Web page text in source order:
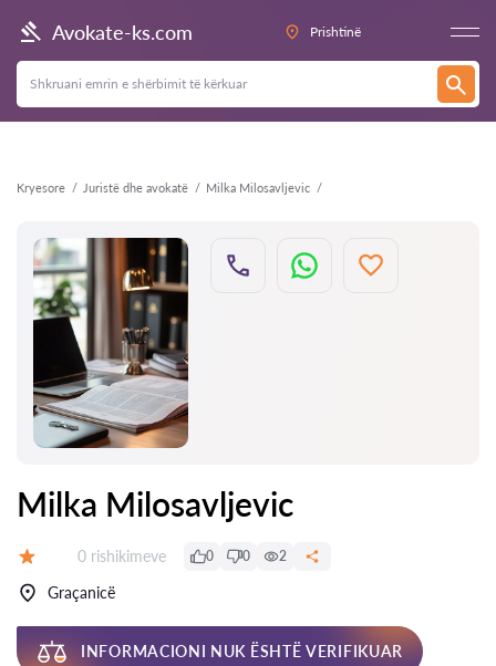
Avokate-ks.com Prishtinë
Kryesore Juristë dhe avokatë Milka Milosavljevic
Kthehu
Milka Milosavljevic
Rishikime:
0 rishikimeve 0 0 2
Graçanicë
INFORMACIONI NUK ËSHTË VERIFIKUAR